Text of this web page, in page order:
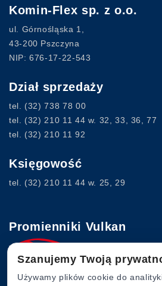
Komin-Flex sp. z o.o.
ul. Górnośląska 1,
43-200 Pszczyna
NIP: 676-17-22-543
Dział sprzedaży
tel. (32) 738 78 00
tel. (32) 210 11 44 w. 32, 33, 36, 77
tel. (32) 210 11 92
Księgowość
tel. (32) 210 11 44 w. 25, 29
Promienniki Vulkan
www.vulkan.com.pl
Szanujemy Twoją
Używamy plików cookie do